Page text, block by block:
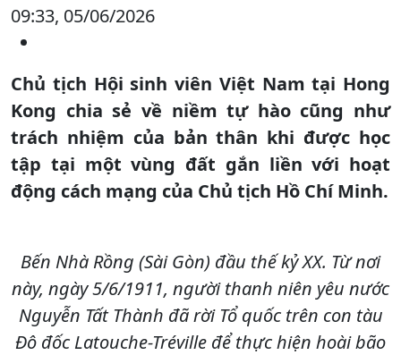
09:33, 05/06/2026
Chủ tịch Hội sinh viên Việt Nam tại Hong
Kong chia sẻ về niềm tự hào cũng như
trách nhiệm của bản thân khi được học
tập tại một vùng đất gắn liền với hoạt
động cách mạng của Chủ tịch Hồ Chí Minh.
Bến Nhà Rồng (Sài Gòn) đầu thế kỷ XX. Từ nơi
này, ngày 5/6/1911, người thanh niên yêu nước
Nguyễn Tất Thành đã rời Tổ quốc trên con tàu
Đô đốc Latouche-Tréville để thực hiện hoài bão